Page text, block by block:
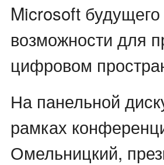
Microsoft
возможности для
цифровом
На панельной
рамках
Омельницкий,